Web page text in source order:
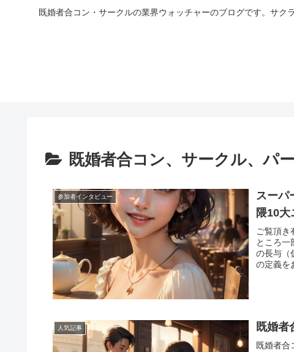
既婚者合コン・サークルの業界ウォッチャーのブログです。サ
既婚者合コン、サークル、パ
参加者インタビュー
スーパ
隈10大
ご覧頂き
ところ一
の長与（
の定義を
人気記事 既婚者
既婚者合